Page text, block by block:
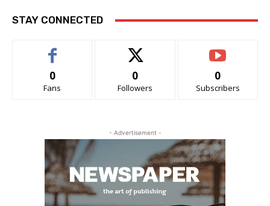
STAY CONNECTED
0
Fans
0
Followers
0
Subscribers
- Advertisement -